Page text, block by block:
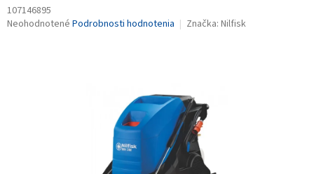
107146895
Priemerné
Neohodnotené Podrobnosti hodnotenia Značka: Nilfisk